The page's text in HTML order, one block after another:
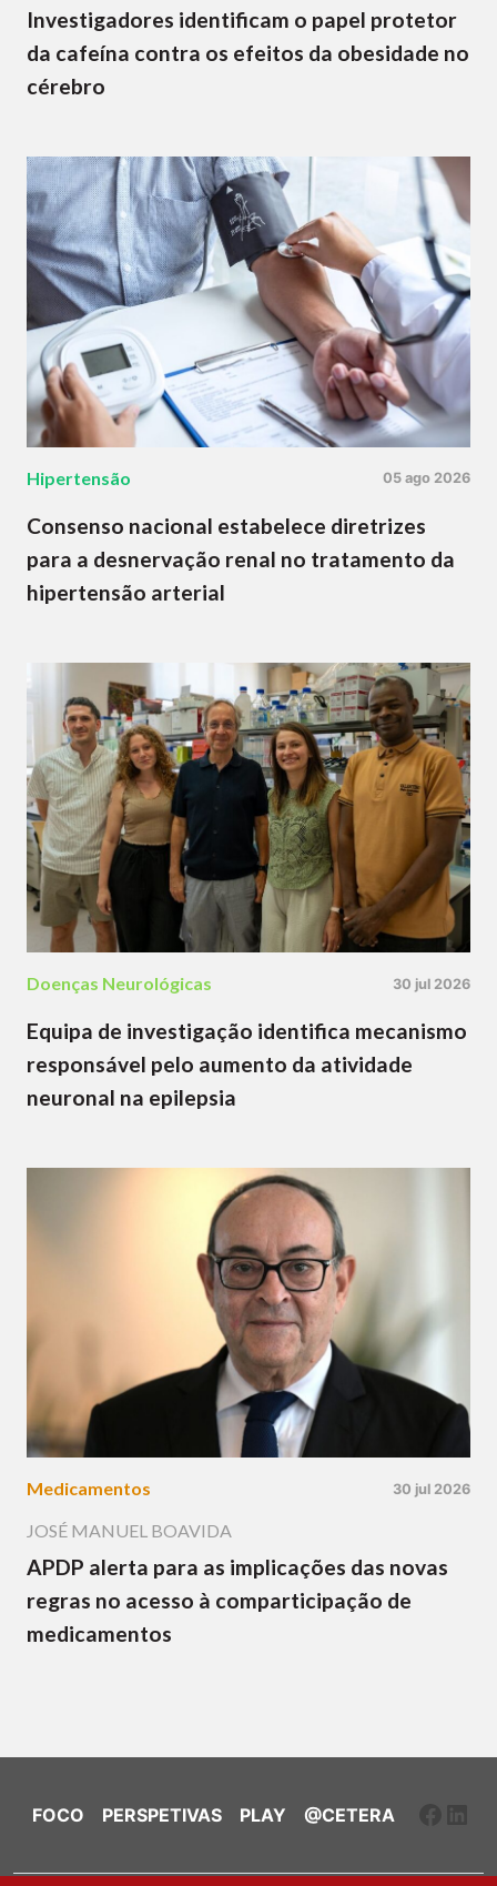
Investigadores identificam o papel protetor
da cafeína contra os efeitos da obesidade no
cérebro
Hipertensão 05 ago 2026
Consenso nacional estabelece diretrizes
para a desnervação renal no tratamento da
hipertensão arterial
Doenças Neurológicas 30 jul 2026
Equipa de investigação identifica mecanismo
responsável pelo aumento da atividade
neuronal na epilepsia
Medicamentos 30 jul 2026
JOSÉ MANUEL BOAVIDA
APDP alerta para as implicações das novas
regras no acesso à comparticipação de
medicamentos
FOCO PERSPETIVAS PLAY @CETERA